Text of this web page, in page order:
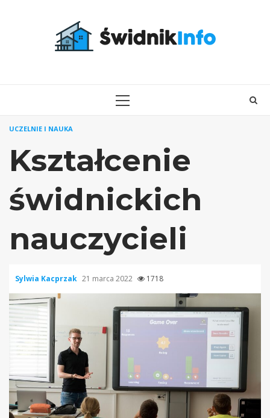
PRIMARY
UCZELNIE I NAUKA
Kształcenie
świdnickich
nauczycieli
Sylwia Kacprzak 21 marca 2022 1718